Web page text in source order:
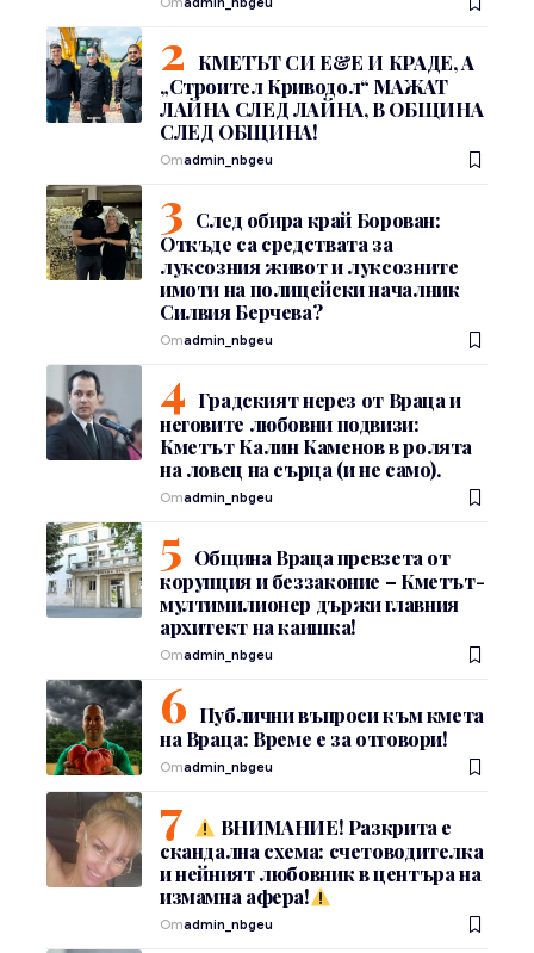
КМЕТЪТ СИ Е&Е И КРАДЕ, А
„Строител Криводол“ МАЖАТ
ЛАЙНА СЛЕД ЛАЙНА, В ОБЩИНА
СЛЕД ОБЩИНА!
Отadmin_nbgeu
След обира край Борован:
Откъде са средствата за
луксозния живот и луксозните
имоти на полицейски началник
Силвия Берчева?
Отadmin_nbgeu
Градският нерез от Враца и
неговите любовни подвизи:
Кметът Калин Каменов в ролята
на ловец на сърца (и не само).
Отadmin_nbgeu
Община Враца превзета от
корупция и беззаконие – Кметът-
мултимилионер държи главния
архитект на каишка!
Отadmin_nbgeu
Публични въпроси към кмета
на Враца: Време е за отговори!
Отadmin_nbgeu
ВНИМАНИЕ! Разкрита е
скандална схема: счетоводителка
и нейният любовник в центъра на
измамна афера!
Отadmin_nbgeu